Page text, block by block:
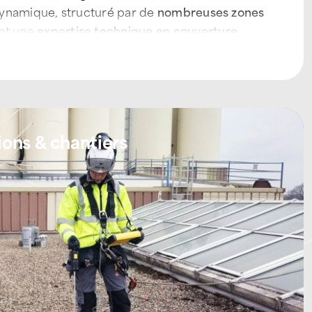
structuré par de nombreuses zones
une expertise technique en couverture,
.
urgence toiture à Vitré,
quotidiennement sur leszones d’activités
Fougères, Domagné, Torcé, Saint-Aubin-
ATTILA assure :
& chantiers